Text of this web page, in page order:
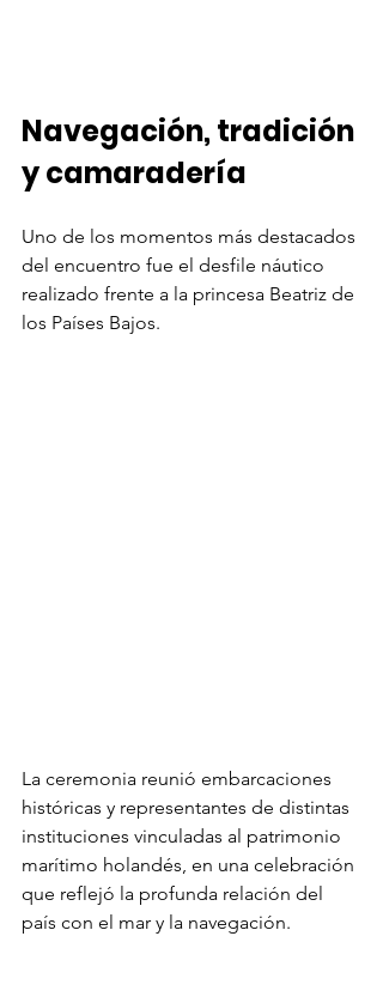
Navegación, tradición
y camaradería
Uno de los momentos más destacados
del encuentro fue el desfile náutico
realizado frente a la princesa Beatriz de
los Países Bajos.
La ceremonia reunió embarcaciones
históricas y representantes de distintas
instituciones vinculadas al patrimonio
marítimo holandés, en una celebración
que reflejó la profunda relación del
país con el mar y la navegación.